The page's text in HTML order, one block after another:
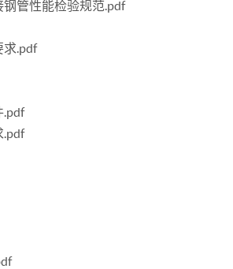
管性能检验规范.pdf
求.pdf
.pdf
.pdf